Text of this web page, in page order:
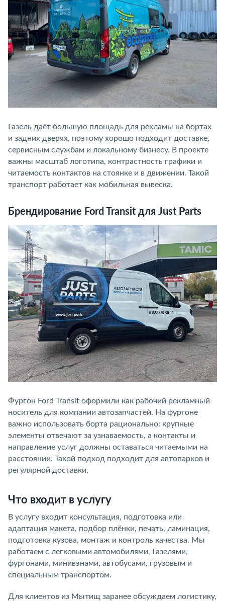
Газель даёт большую площадь для рекламы на бортах
и задних дверях, поэтому хорошо подходит доставке,
сервисным службам и локальному бизнесу. В проекте
важны масштаб логотипа, контрастность графики и
читаемость контактов на стоянке и в движении. Такой
транспорт работает как мобильная вывеска.
Брендирование Ford Transit для Just Parts
Фургон Ford Transit оформили как рабочий рекламный
носитель для компании автозапчастей. На фургоне
важно использовать борта рационально: крупные
элементы отвечают за узнаваемость, а контакты и
направление услуг должны оставаться читаемыми на
расстоянии. Такой подход подходит для автопарков и
регулярной доставки.
Что входит в услугу
В услугу входит консультация, подготовка или
адаптация макета, подбор плёнки, печать, ламинация,
подготовка кузова, монтаж и контроль качества. Мы
работаем с легковыми автомобилями, Газелями,
фургонами, минивэнами, автобусами, грузовым и
специальным транспортом.
Для клиентов из Мытищ заранее обсуждаем логистику,